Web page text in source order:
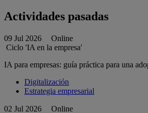
Actividades pasadas
09 Jul 2026
Online
Ciclo 'IA en la empresa'
IA para empresas: guía práctica para una
Digitalización
Estrategia empresarial
02 Jul 2026
Online